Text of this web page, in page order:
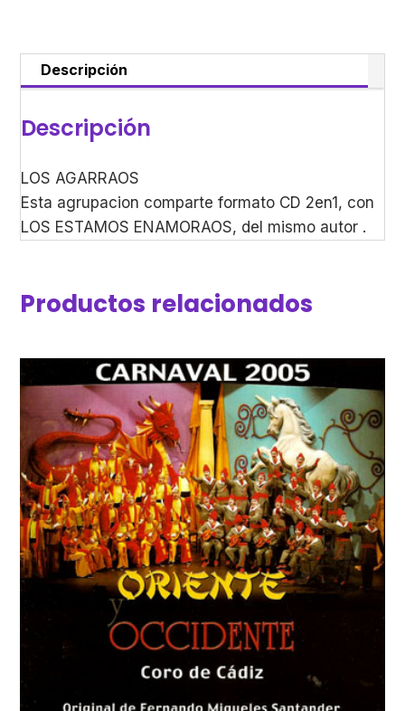
Descripción
Descripción
LOS AGARRAOS
Esta agrupacion comparte formato CD 2en1, con
LOS ESTAMOS ENAMORAOS, del mismo autor .
Productos relacionados